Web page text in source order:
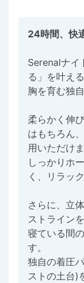
24時間、快
Serenalナイ
る」を叶え
胸を育む独
柔らかく伸
はもちろん
用いただけま
しっかりホ
く、リラッ
さらに、立
ストライン
寝ている間
す。
独自の着圧
ストの土台)